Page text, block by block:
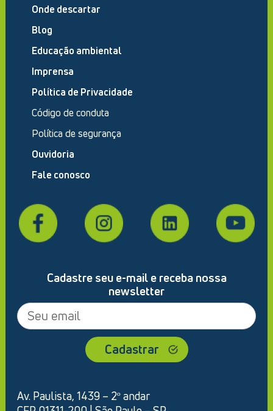
Onde descartar
Blog
Educação ambiental
Imprensa
Política de Privacidade
Código de conduta
Política de segurança
Ouvidoria
Fale conosco
Cadastre seu e-mail e receba nossa
newsletter
Av. Paulista, 1439 – 2º andar